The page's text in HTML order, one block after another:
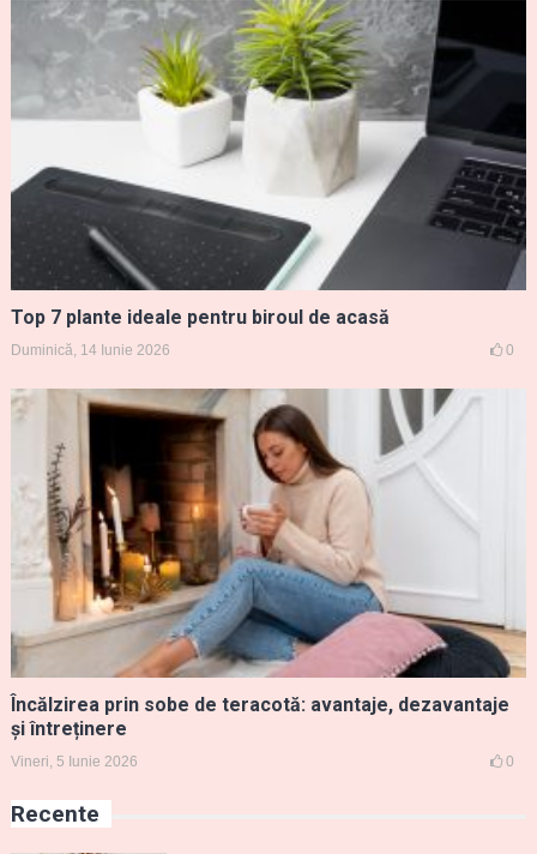
Top 7 plante ideale pentru biroul de acasă
Duminică, 14 Iunie 2026 0
Încălzirea prin sobe de teracotă: avantaje, dezavantaje
și întreținere
Vineri, 5 Iunie 2026 0
Recente